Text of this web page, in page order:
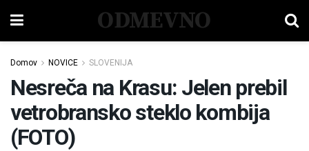
ODMEVNO
Domov NOVICE SLOVENIJA
Nesreča na Krasu: Jelen prebil
vetrobransko steklo kombija
(FOTO)